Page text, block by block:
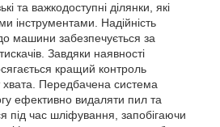
та важкодоступні ділянки, які
інструментами. Надійність
машини забезпечується за
Завдяки наявності
кращий контроль
хвата. Передбачена система
ефективно видаляти пил та
під час шліфування, запобігаючи